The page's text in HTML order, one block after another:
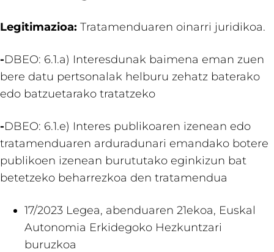
Legitimazioa: Tratamenduaren oinarri juridikoa.
-DBEO: 6.1.a) Interesdunak baimena eman zuen
bere datu pertsonalak helburu zehatz baterako
edo batzuetarako tratatzeko
-DBEO: 6.1.e) Interes publikoaren izenean edo
tratamenduaren arduradunari emandako botere
publikoen izenean burututako eginkizun bat
betetzeko beharrezkoa den tratamendua
17/2023 Legea, abenduaren 21ekoa, Euskal
Autonomia Erkidegoko Hezkuntzari
buruzkoa